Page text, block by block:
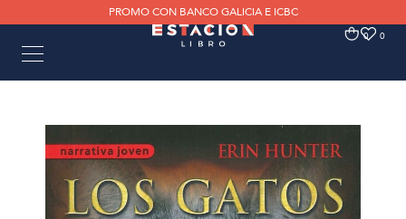
PROMO CON BANCO GALICIA E ICBC
0 0